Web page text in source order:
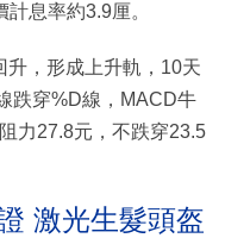
息率約3.9厘。
升，形成上升軌，10天
跌穿%D線，MACD牛
力27.8元，不跌穿23.5
激光生髮頭盔